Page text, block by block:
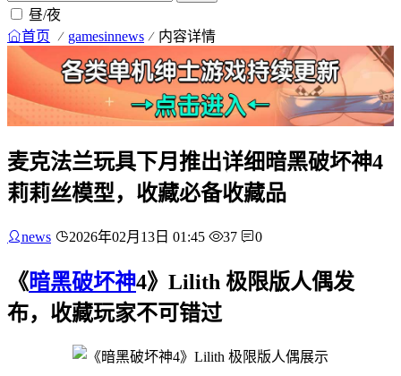
昼/夜
首页 gamesinnews 内容详情
麦克法兰玩具下月推出详细暗黑破坏神4
莉莉丝模型，收藏必备收藏品
news 2026年02月13日 01:45 37 0
《暗黑破坏神4》Lilith 极限版人偶发
布，收藏玩家不可错过